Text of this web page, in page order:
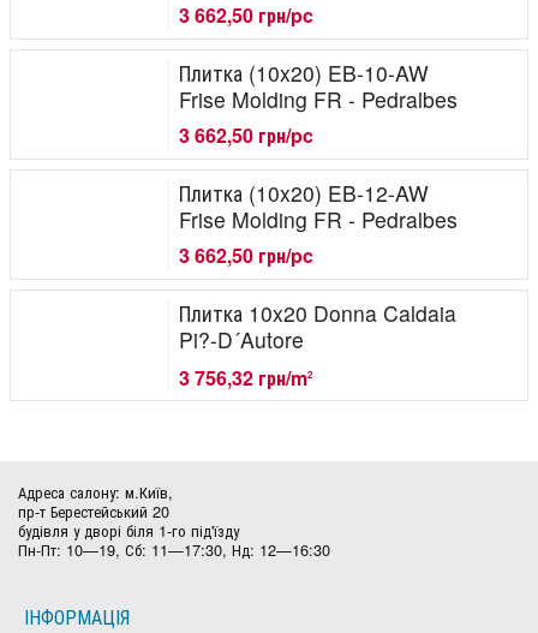
3 662,50 грн/pc
Плитка (10x20) EB-10-AW
Frise Molding FR - Pedralbes
3 662,50 грн/pc
Плитка (10x20) EB-12-AW
Frise Molding FR - Pedralbes
3 662,50 грн/pc
Плитка 10x20 Donna Caldaia
Pi?-D´Autore
3 756,32 грн/m2
Адреса салону: м.Київ,
пр-т Берестейський 20
будівля у дворі біля 1-го під'їзду
Пн-Пт: 10—19, Сб: 11—17:30, Нд: 12—16:30
ІНФОРМАЦІЯ